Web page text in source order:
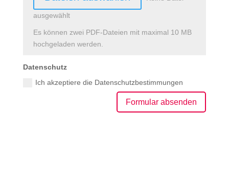
ausgewählt
Es können zwei PDF-Dateien mit maximal 10 MB
hochgeladen werden.
Datenschutz
Ich akzeptiere die Datenschutzbestimmungen
Formular absenden